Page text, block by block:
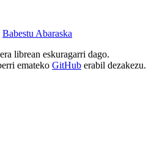
Babestu Abaraska
librean eskuragarri dago.
emateko GitHub erabil dezakezu.